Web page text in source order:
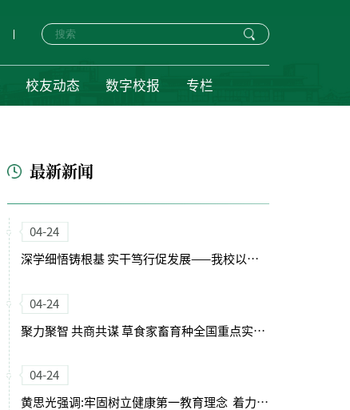
校友动态 数字校报 专栏
最新新闻
04-24
深学细悟铸根基 实干笃行促发展——我校以正确政绩观引领“十五五”开局新征程
04-24
聚力聚智 共商共谋 草食家畜育种全国重点实验室（筹）学术委员会会议召开
04-24
黄思光强调:牢固树立健康第一教育理念 着力培养德智体美劳全面发展的卓越农林人才